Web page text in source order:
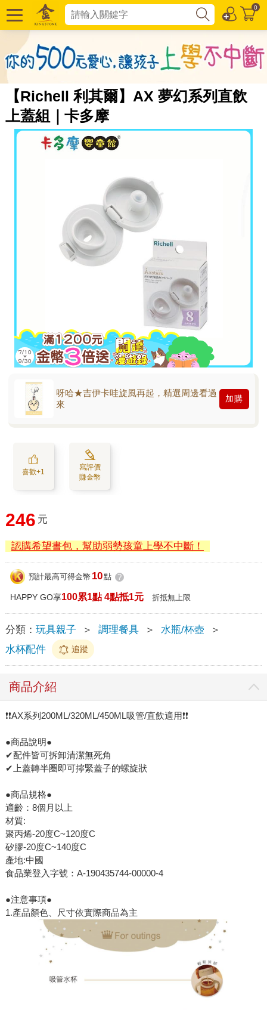
0
【Richell 利其爾】AX 夢幻系列直飲
上蓋組｜卡多摩
呀哈★吉伊卡哇旋風再起，精選周邊看過
來
加購
喜歡+1
寫評價
賺金幣
246 元
認購希望書包，幫助弱勢孩童上學不中斷！
預計最高可得金幣 10點 ?
HAPPY GO享100累1點 4點抵1元 折抵無上限
分類： 玩具親子 ＞ 調理餐具 ＞ 水瓶/杯壺
＞
水杯配件
追蹤
商品介紹
❗❗AX系列200ML/320ML/450ML吸管/直飲適用❗❗
●商品說明●
✔配件皆可拆卸清潔無死角
✔上蓋轉半圈即可擰緊蓋子的螺旋狀
●商品規格●
適齡：8個月以上
材質:
聚丙烯-20度C~120度C
矽膠-20度C~140度C
產地:中國
食品業登入字號：A-190435744-00000-4
●注意事項●
1.產品顏色、尺寸依實際商品為主